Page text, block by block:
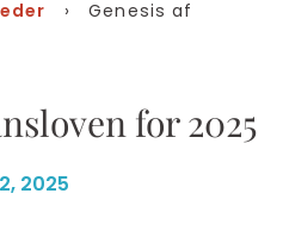
› Genesis af
for 2025
2025